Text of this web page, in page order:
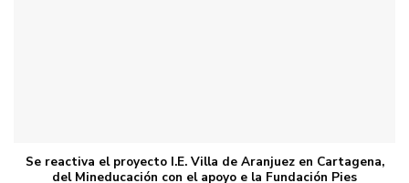
Se reactiva el proyecto I.E. Villa de Aranjuez en Cartagena,
del Mineducación con el apoyo e la Fundación Pies